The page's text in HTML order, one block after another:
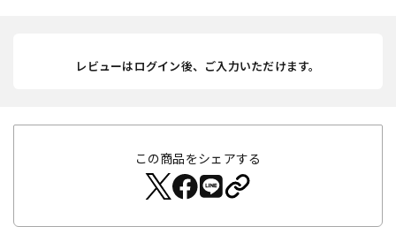
レビューはログイン後、ご入力いただけます。
この商品をシェアする